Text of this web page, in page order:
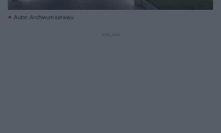
Autor: Archiwum serwisu